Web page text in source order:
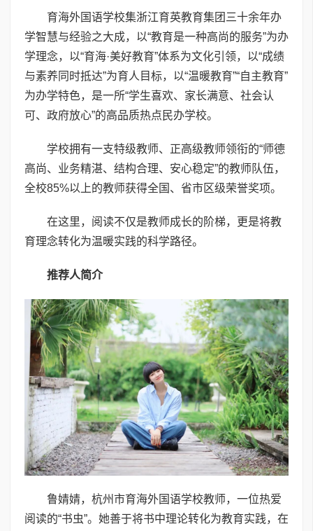
育海外国语学校集浙江育英教育集团三十余年办
学智慧与经验之大成，以“教育是一种高尚的服务”为办
学理念，以“育海·美好教育”体系为文化引领，以“成绩
与素养同时抵达”为育人目标，以“温暖教育”“自主教育”
为办学特色，是一所“学生喜欢、家长满意、社会认
可、政府放心”的高品质热点民办学校。
学校拥有一支特级教师、正高级教师领衔的“师德
高尚、业务精湛、结构合理、安心稳定”的教师队伍，
全校85%以上的教师获得全国、省市区级荣誉奖项。
在这里，阅读不仅是教师成长的阶梯，更是将教
育理念转化为温暖实践的科学路径。
推荐人简介
鲁婧婧，杭州市育海外国语学校教师，一位热爱
阅读的“书虫”。她善于将书中理论转化为教育实践，在